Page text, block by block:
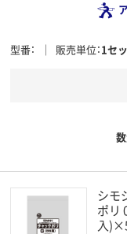
型番 販売単位 1セ
シモ
ポリ
入